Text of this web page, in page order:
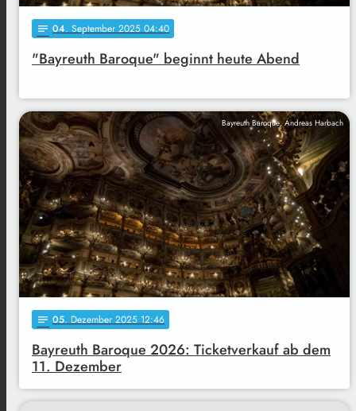
notes 04. September 2025 04:40
"Bayreuth Baroque" beginnt heute Abend
Bayreuth Baroque, Andreas Harbach
notes 05. Dezember 2025 12:46
Bayreuth Baroque 2026: Ticketverkauf ab dem
11. Dezember